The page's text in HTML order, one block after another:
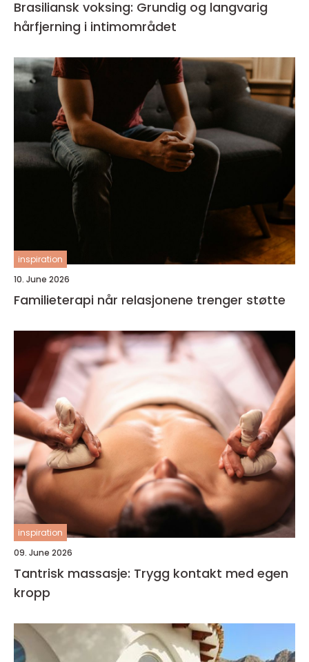
Brasiliansk voksing: Grundig og langvarig
hårfjerning i intimområdet
inspiration
10. June 2026
Familieterapi når relasjonene trenger støtte
inspiration
09. June 2026
Tantrisk massasje: Trygg kontakt med egen
kropp